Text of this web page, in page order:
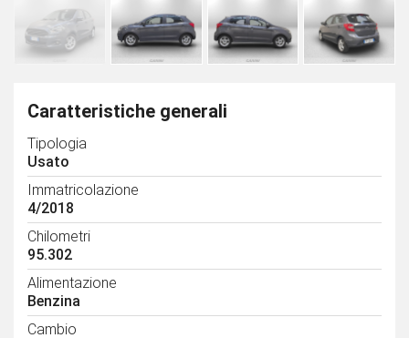
Caratteristiche generali
Tipologia
Usato
Immatricolazione
4/2018
Chilometri
95.302
Alimentazione
Benzina
Cambio